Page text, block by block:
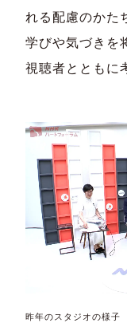
れる配慮のかた
学びや気づきを
視聴者とともに
昨年のスタジオの様子